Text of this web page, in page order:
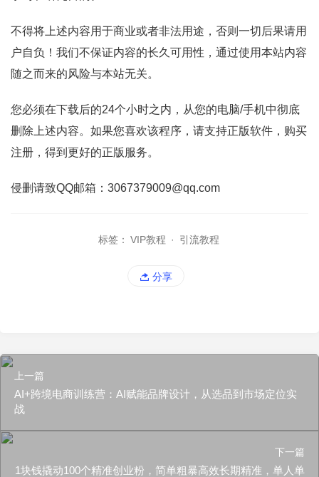
不得将上述内容用于商业或者非法用途，否则一切后果请用
户自负！我们不保证内容的长久可用性，通过使用本站内容
随之而来的风险与本站无关。
您必须在下载后的24个小时之内，从您的电脑/手机中彻底
删除上述内容。如果您喜欢该程序，请支持正版软件，购买
注册，得到更好的正版服务。
侵删请致QQ邮箱：3067379009@qq.com
标签： VIP教程 · 引流教程
分享
上一篇
AI+跨境电商训练营：AI赋能品牌设计，从选品到市场定位实
战
下一篇
1块钱撬动100个精准创业粉，简单粗暴高效长期精准，单人单